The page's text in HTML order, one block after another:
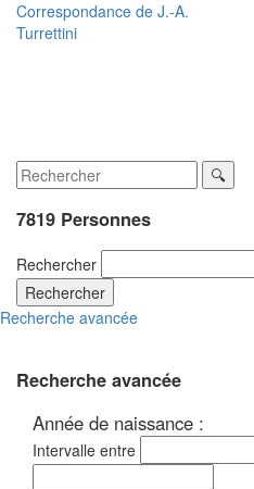
Correspondance de J.-A.
Turrettini
7819 Personnes
Rechercher
Rechercher
Recherche avancée
Recherche avancée
Année de naissance :
Intervalle entre